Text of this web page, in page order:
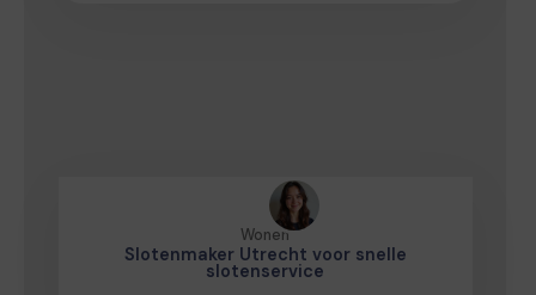
Wonen
Slotenmaker Utrecht voor snelle
slotenservice